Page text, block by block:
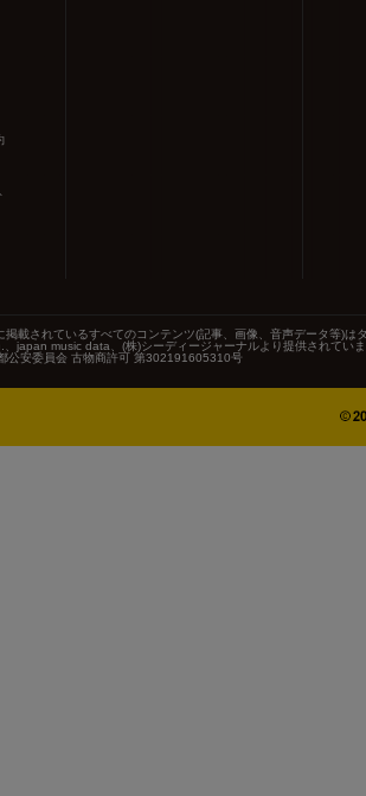
載されているすべてのコンテンツ(記事、画像、音声データ等)
japan music data、(株)シーディージャーナルより提供されてい
公安委員会 古物商許可 第302191605310号